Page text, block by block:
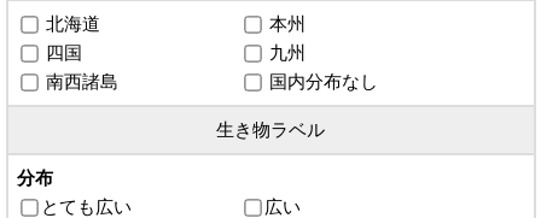
北海道
本州
四国
九州
南西諸島
国内分布なし
生き物ラベル
分布
とても広い
広い